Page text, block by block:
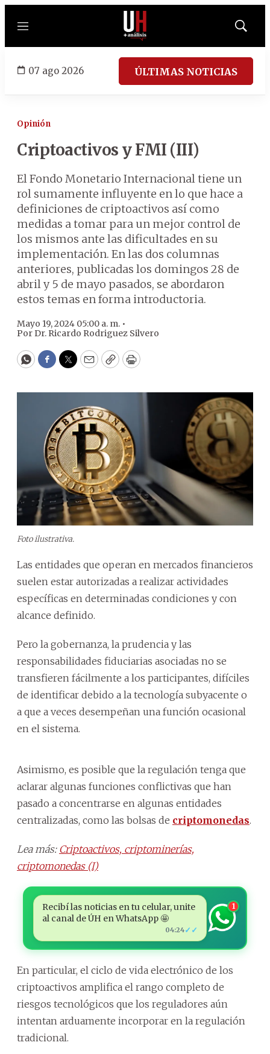
Menú
Mostrar
07 ago 2026 ÚLTIMAS NOTICIAS
Opinión
Criptoactivos y FMI (III)
El Fondo Monetario Internacional tiene un
rol sumamente influyente en lo que hace a
definiciones de criptoactivos así como
medidas a tomar para un mejor control de
los mismos ante las dificultades en su
implementación. En las dos columnas
anteriores, publicadas los domingos 28 de
abril y 5 de mayo pasados, se abordaron
estos temas en forma introductoria.
Mayo 19, 2024 05:00 a. m. •
PorDr. Ricardo Rodriguez Silvero
WhatsApp
Facebook
Twitter
EmailCopyPrint
Foto ilustrativa.
Las entidades que operan en mercados financieros
suelen estar autorizadas a realizar actividades
específicas en determinadas condiciones y con
alcance definido.
Pero la gobernanza, la prudencia y las
responsabilidades fiduciarias asociadas no se
transfieren fácilmente a los participantes, difíciles
de identificar debido a la tecnología subyacente o
a que a veces desempeñan una función ocasional
en el sistema.
Asimismo, es posible que la regulación tenga que
aclarar algunas funciones conflictivas que han
pasado a concentrarse en algunas entidades
centralizadas, como las bolsas de criptomonedas.
Lea más: Criptoactivos, criptominerías,
criptomonedas (I)
Recibí las noticias en tu celular, unite
al canal de ÚH en WhatsApp 🤩
04:24✓✓
1
En particular, el ciclo de vida electrónico de los
criptoactivos amplifica el rango completo de
riesgos tecnológicos que los reguladores aún
intentan arduamente incorporar en la regulación
tradicional.